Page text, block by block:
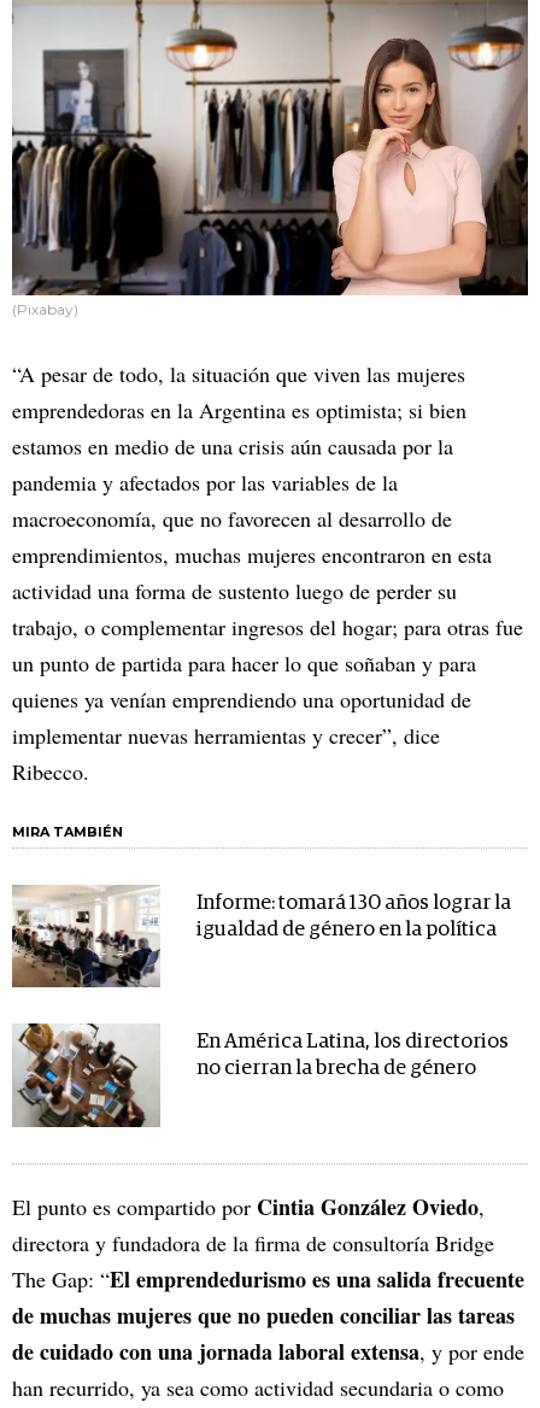
(Pixabay)
“A pesar de todo, la situación que viven las mujeres
emprendedoras en la Argentina es optimista; si bien
estamos en medio de una crisis aún causada por la
pandemia y afectados por las variables de la
macroeconomía, que no favorecen al desarrollo de
emprendimientos, muchas mujeres encontraron en esta
actividad una forma de sustento luego de perder su
trabajo, o complementar ingresos del hogar; para otras fue
un punto de partida para hacer lo que soñaban y para
quienes ya venían emprendiendo una oportunidad de
implementar nuevas herramientas y crecer”, dice
Ribecco.
MIRA TAMBIÉN
Informe: tomará 130 años lograr la
igualdad de género en la política
En América Latina, los directorios
no cierran la brecha de género
El punto es compartido por Cintia González Oviedo,
directora y fundadora de la firma de consultoría Bridge
The Gap: “El emprendedurismo es una salida frecuente
de muchas mujeres que no pueden conciliar las tareas
de cuidado con una jornada laboral extensa, y por ende
han recurrido, ya sea como actividad secundaria o como